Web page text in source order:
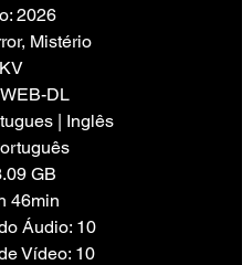
2026
Mistério
DL
| Inglês
GB
46min
Áudio: 10
Vídeo: 10